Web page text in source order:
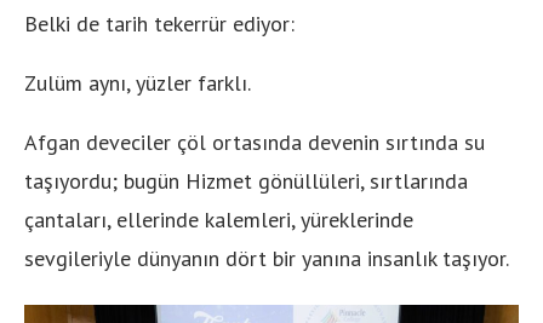
Belki de tarih tekerrür ediyor:
Zulüm aynı, yüzler farklı.
Afgan deveciler çöl ortasında devenin sırtında su
taşıyordu; bugün Hizmet gönüllüleri, sırtlarında
çantaları, ellerinde kalemleri, yüreklerinde
sevgileriyle dünyanın dört bir yanına insanlık taşıyor.